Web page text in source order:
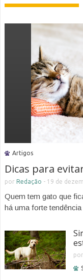
Artigos
Dicas para
por Redação - 19 de
Quem tem gato que
há uma forte
por